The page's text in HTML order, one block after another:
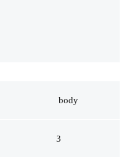
body
3